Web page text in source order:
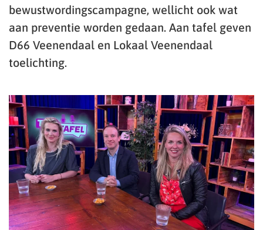
bewustwordingscampagne, wellicht ook wat
aan preventie worden gedaan. Aan tafel geven
D66 Veenendaal en Lokaal Veenendaal
toelichting.